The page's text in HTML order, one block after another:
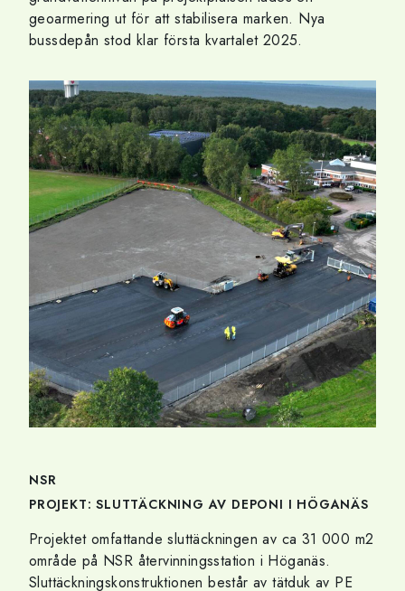
geoarmering ut för att stabilisera marken. Nya
bussdepån stod klar första kvartalet 2025.
NSR
PROJEKT: SLUTTÄCKNING AV DEPONI I HÖGANÄS
Projektet omfattande sluttäckningen av ca 31 000 m2
område på NSR återvinningsstation i Höganäs.
Sluttäckningskonstruktionen består av tätduk av PE